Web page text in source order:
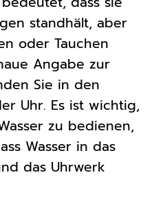
standhält, aber
oder Tauchen
Angabe zur
Sie in den
Uhr. Es ist wichtig,
zu bedienen,
Wasser in das
das Uhrwerk